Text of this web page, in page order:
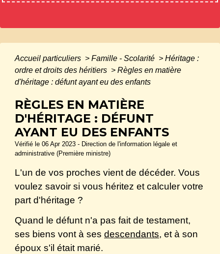
Accueil particuliers > Famille - Scolarité > Héritage :
ordre et droits des héritiers > Règles en matière
d'héritage : défunt ayant eu des enfants
RÈGLES EN MATIÈRE
D'HÉRITAGE : DÉFUNT
AYANT EU DES ENFANTS
Vérifié le 06 Apr 2023 - Direction de l'information légale et
administrative (Première ministre)
L'un de vos proches vient de décéder. Vous
voulez savoir si vous héritez et calculer votre
part d'héritage ?
Quand le défunt n'a pas fait de testament,
ses biens vont à ses descendants, et à son
époux s'il était marié.